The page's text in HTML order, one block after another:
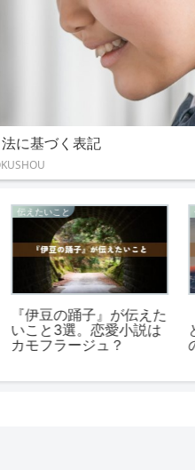
に基づく表記
感想
『エルマーとりゅう』読
書感想文の書き方と例文